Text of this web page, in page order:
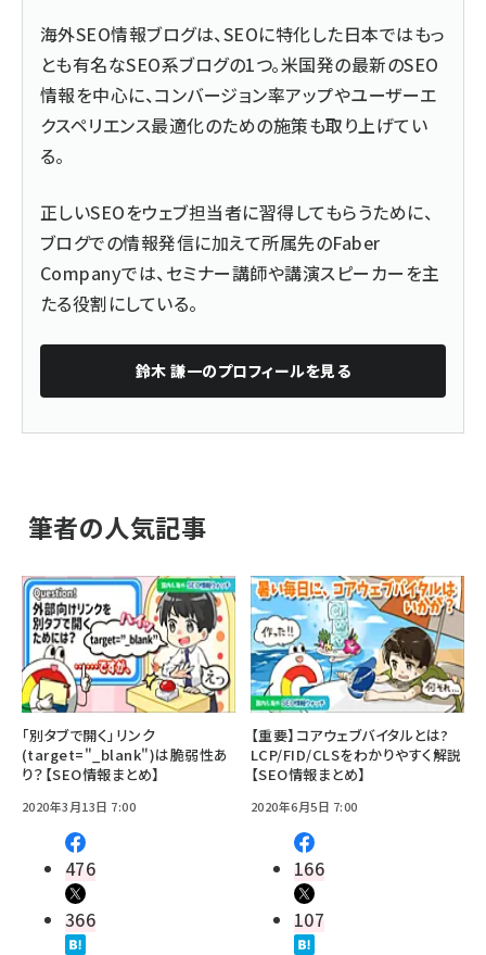
海外SEO情報ブログは、SEOに特化した日本ではもっ
とも有名なSEO系ブログの1つ。米国発の最新のSEO
情報を中心に、コンバージョン率アップやユーザーエ
クスペリエンス最適化のための施策も取り上げてい
る。
正しいSEOをウェブ担当者に習得してもらうために、
ブログでの情報発信に加えて所属先のFaber
Companyでは、セミナー講師や講演スピーカーを主
たる役割にしている。
鈴木 謙一のプロフィールを見る
筆者の人気記事
「別タブで開く」リンク
(target="_blank")は脆弱性あ
り？【SEO情報まとめ】
2020年3月13日 7:00
476
366
【重要】コアウェブバイタルとは?
LCP/FID/CLSをわかりやすく解説
【SEO情報まとめ】
2020年6月5日 7:00
166
107